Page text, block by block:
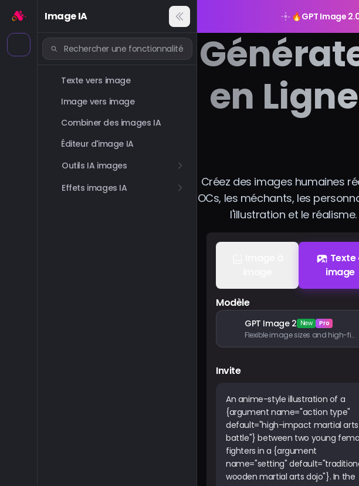
Image IA
Texte vers image
Image vers image
Combiner des images IA
Éditeur d'image IA
Outils IA images
Effets images IA
🔥GPT Image
en
Créez des images humaines
OCs, les méchants, les
l'illustration et le
Texte
image
Modèle
GPT Image 2 New Pro
Flexible image sizes and high-fidelity image inputs
Invite